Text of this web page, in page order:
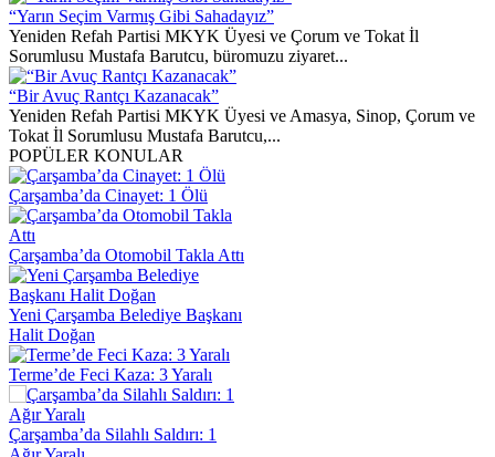
“Yarın Seçim Varmış Gibi Sahadayız”
Yeniden Refah Partisi MKYK Üyesi ve Çorum ve Tokat İl
Sorumlusu Mustafa Barutcu, büromuzu ziyaret...
“Bir Avuç Rantçı Kazanacak”
Yeniden Refah Partisi MKYK Üyesi ve Amasya, Sinop, Çorum ve
Tokat İl Sorumlusu Mustafa Barutcu,...
POPÜLER KONULAR
Çarşamba’da Cinayet: 1 Ölü
Çarşamba’da Otomobil Takla Attı
Yeni Çarşamba Belediye Başkanı
Halit Doğan
Terme’de Feci Kaza: 3 Yaralı
Çarşamba’da Silahlı Saldırı: 1